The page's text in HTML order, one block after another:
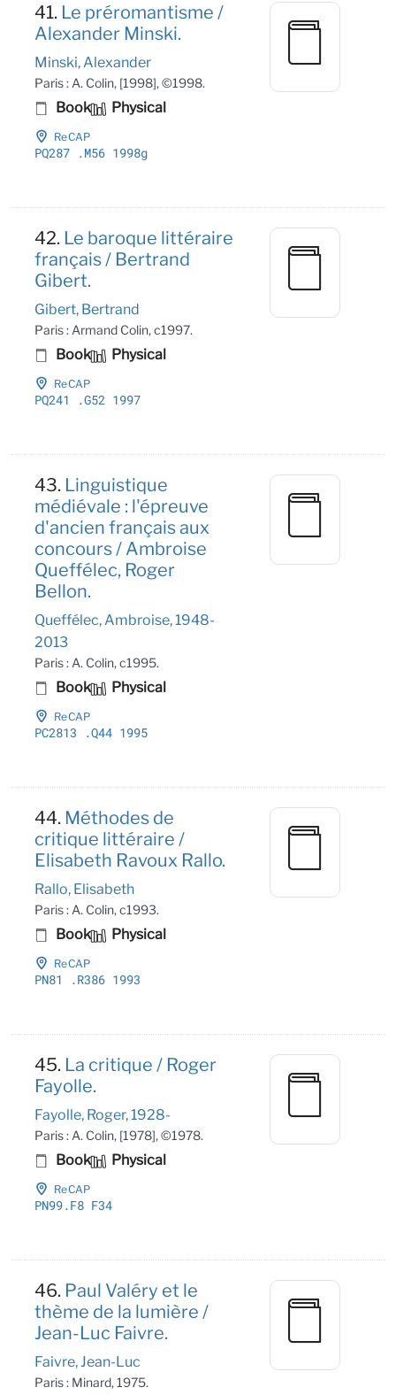
41. Le préromantisme /
Alexander Minski.
Minski, Alexander
Paris : A. Colin, [1998], ©1998.
Book Physical
ReCAP
PQ287 .M56 1998g
42. Le baroque littéraire
français / Bertrand
Gibert.
Gibert, Bertrand
Paris : Armand Colin, c1997.
Book Physical
ReCAP
PQ241 .G52 1997
43. Linguistique
médiévale : l'épreuve
d'ancien français aux
concours / Ambroise
Queffélec, Roger
Bellon.
Queffélec, Ambroise, 1948-
2013
Paris : A. Colin, c1995.
Book Physical
ReCAP
PC2813 .Q44 1995
44. Méthodes de
critique littéraire /
Elisabeth Ravoux Rallo.
Rallo, Elisabeth
Paris : A. Colin, c1993.
Book Physical
ReCAP
PN81 .R386 1993
45. La critique / Roger
Fayolle.
Fayolle, Roger, 1928-
Paris : A. Colin, [1978], ©1978.
Book Physical
ReCAP
PN99.F8 F34
46. Paul Valéry et le
thème de la lumière /
Jean-Luc Faivre.
Faivre, Jean-Luc
Paris : Minard, 1975.